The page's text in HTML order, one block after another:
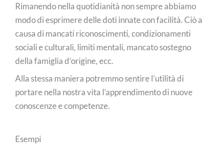
Rimanendo nella quotidianità non sempre abbiamo
modo di esprimere delle doti innate con facilità. Ciò a
causa di mancati riconoscimenti, condizionamenti
sociali e culturali, limiti mentali, mancato sostegno
della famiglia d’origine, ecc.
Alla stessa maniera potremmo sentire l’utilità di
portare nella nostra vita l’apprendimento di nuove
conoscenze e competenze.
Esempi